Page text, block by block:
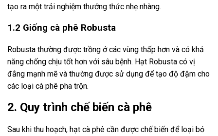
tạo ra một trải nghiệm thưởng thức nhẹ nhàng.
1.2 Giống cà phê Robusta
Robusta thường được trồng ở các vùng thấp hơn và có khả
năng chống chịu tốt hơn với sâu bệnh. Hạt Robusta có vị
đắng mạnh mẽ và thường được sử dụng để tạo độ đậm cho
các loại cà phê pha trộn.
2. Quy trình chế biến cà phê
Sau khi thu hoạch, hạt cà phê cần được chế biến để loại bỏ